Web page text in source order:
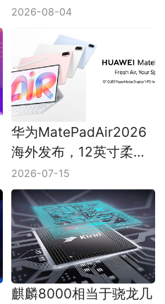
蒙轻薄本再压一档
2026-08-04
华为MatePadAir2026
海外发布，12英寸柔光
OLED屏成核心升级
2026-07-15
麒麟8000相当于骁龙几